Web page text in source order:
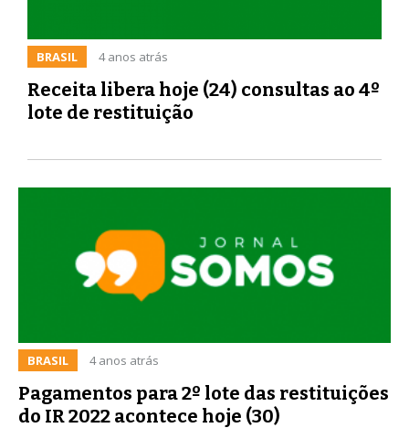
BRASIL 4 anos atrás
Receita libera hoje (24) consultas ao 4º
lote de restituição
BRASIL 4 anos atrás
Pagamentos para 2º lote das restituições
do IR 2022 acontece hoje (30)